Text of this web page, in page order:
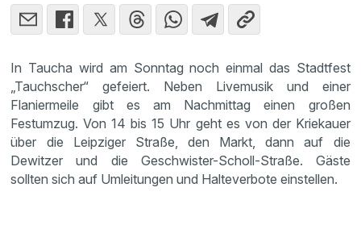
In Taucha wird am Sonntag noch einmal das Stadtfest
„Tauchscher“ gefeiert. Neben Livemusik und einer
Flaniermeile gibt es am Nachmittag einen großen
Festumzug. Von 14 bis 15 Uhr geht es von der Kriekauer
über die Leipziger Straße, den Markt, dann auf die
Dewitzer und die Geschwister-Scholl-Straße. Gäste
sollten sich auf Umlei­tungen und Halteverbote einstellen.